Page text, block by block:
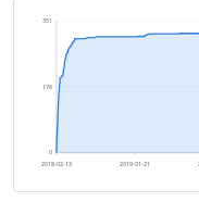
0
176
351
2018-02-13 2019-01-21